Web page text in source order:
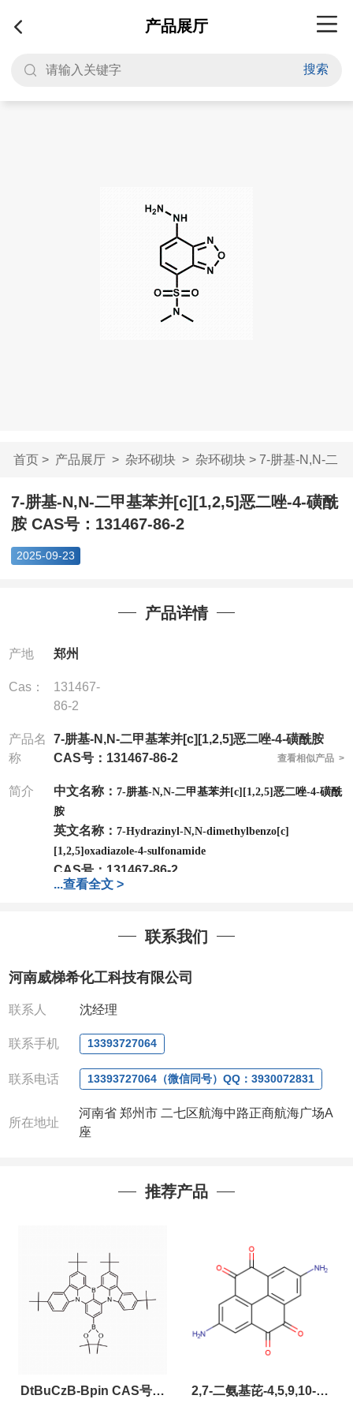
产品展厅
搜索
首页> 产品展厅> 杂环砌块> 杂环砌块> 7-肼基-N,N-二
甲基苯并[c][1,2...
7-肼基-N,N-二甲基苯并[c][1,2,5]恶二唑-4-磺酰
胺 CAS号：131467-86-2
2025-09-23
产品详情
产地 郑州
Cas：
131467-
86-2
产品名
称
7-肼基-N,N-二甲基苯并[c][1,2,5]恶二唑-4-磺酰胺
CAS号：131467-86-2
查看相似产品 >
简介 中文名称： 7-肼基-N,N-二甲基苯并[c][1,2,5]恶二唑-4-磺酰
胺
英文名称： 7-Hydrazinyl-N,N-dimethylbenzo[c]
[1,2,5]oxadiazole-4-sulfonamide
CAS号： 131467-86-2
分子式：C8H11N5O3S
1Mg ; 5Mg;10Mg ;100Mg;250Mg ;500Mg
;1g;2.5g ;5g ;10g可根据客户需求进行分装
作中有用到的试剂,欢迎前来询购,如若出现质量问题,
全额退款,并承担所有运费。电话:0371-
QQ:3930072831
联系人: 沈晓东(欢迎致电,或QQ、微信联系)
...查看全文 >
联系我们
河南威梯希化工科技有限公司
联系人 沈经理
联系手机 13393727064
联系电话 13393727064（微信同号）QQ：3930072831
所在地址
河南省 郑州市 二七区航海中路正商航海广场A
座
推荐产品
DtBuCzB-Bpin CAS号： 2,7-二氨基芘-4,5,9,10-四